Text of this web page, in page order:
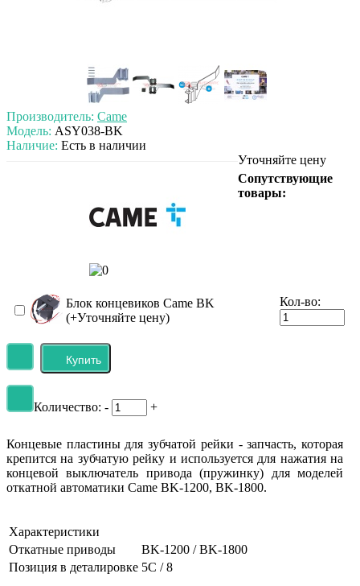
Производитель: Came
Модель: ASY038-BK
Наличие: Есть в наличии
Уточняйте цену
Сопутствующие
товары:
Блок концевиков Came BK
(+Уточняйте цену)
Кол-во:
Количество: - +
Концевые пластины для зубчатой рейки - запчасть, которая
крепится на зубчатую рейку и используется для нажатия на
концевой выключатель привода (пружинку) для моделей
откатной автоматики Came BK-1200, BK-1800.
Характеристики
Откатные приводы
BK-1200 / BK-1800
Позиция в деталировке 5C / 8